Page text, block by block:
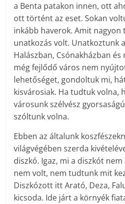
a Benta patakon innen, ott
ott történt az eset. Sokan
inkább haverok. Amit nagyon
unatkozás volt. Unatkoztunk
Halászban, Csónakházban
még fejlődő város nem
lehetőséget, gondoltuk mi,
kisvárosiak. Ha tudtuk volna,
városunk szélvész
szóltunk volna.
Ebben az általunk
világvégében szerda
diszkó. Igaz, mi a diszkót
nem volt, nem tudtunk mit
Diszkózott itt Arató, Deza,
kicsoda. Ide járt a környék